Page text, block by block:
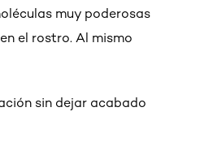
muy poderosas
el rostro. Al mismo
sin dejar acabado